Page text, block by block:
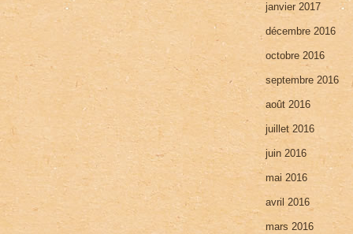
janvier 2017
décembre 2016
octobre 2016
septembre 2016
août 2016
juillet 2016
juin 2016
mai 2016
avril 2016
mars 2016